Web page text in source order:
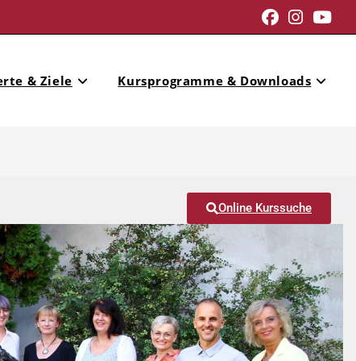
& Ziele Kursprogramme & Downloads
Online Kurssuche